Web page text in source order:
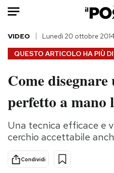
HOME
Italia
Politica
Tecnologia
Internet
Scienza
Cultura
QUESTO ARTICOLO HA PIÙ DI
VIDEO Lunedì 20 ottobre
Come
perfetto a mano
Una tecnica efficace e
cerchio accettabile
Condividi